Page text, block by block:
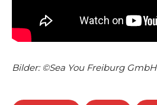
Bilder: ©Sea You Freiburg GmbH